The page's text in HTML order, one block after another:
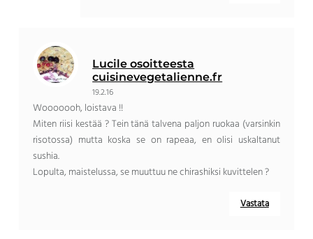
Lucile osoitteesta
cuisinevegetalienne.fr
19.2.16
Wooooooh, loistava !!
Miten riisi kestää ? Tein tänä talvena paljon ruokaa (varsinkin
risotossa) mutta koska se on rapeaa, en olisi uskaltanut
sushia.
Lopulta, maistelussa, se muuttuu ne chirashiksi kuvittelen ?
Vastata